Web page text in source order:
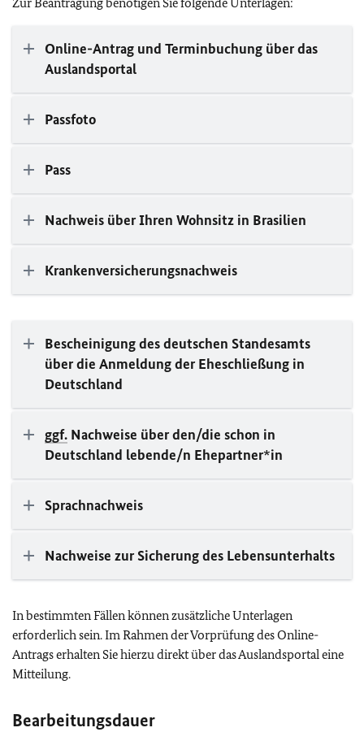
Online-Antrag und Terminbuchung über das
Auslandsportal
Passfoto
Pass
Nachweis über Ihren Wohnsitz in Brasilien
Krankenversicherungsnachweis
Bescheinigung des deutschen Standesamts
über die Anmeldung der Eheschließung in
Deutschland
ggf. Nachweise über den/die schon in
Deutschland lebende/n Ehepartner*in
Sprachnachweis
Nachweise zur Sicherung des Lebensunterhalts
In bestimmten Fällen können zusätzliche Unterlagen
erforderlich sein. Im Rahmen der Vorprüfung des Online-
Antrags erhalten Sie hierzu direkt über das Auslandsportal eine
Mitteilung.
Bearbeitungsdauer